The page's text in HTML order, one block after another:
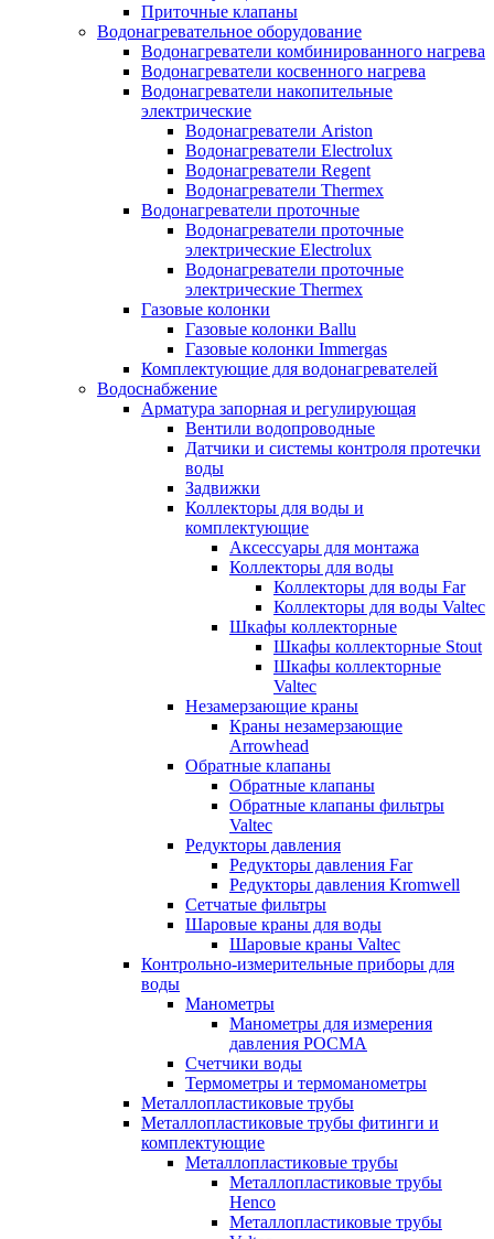
Приточные клапаны
Водонагревательное оборудование
Водонагреватели комбинированного нагрева
Водонагреватели косвенного нагрева
Водонагреватели накопительные
электрические
Водонагреватели Ariston
Водонагреватели Electrolux
Водонагреватели Regent
Водонагреватели Thermex
Водонагреватели проточные
Водонагреватели проточные
электрические Electrolux
Водонагреватели проточные
электрические Thermex
Газовые колонки
Газовые колонки Ballu
Газовые колонки Immergas
Комплектующие для водонагревателей
Водоснабжение
Арматура запорная и регулирующая
Вентили водопроводные
Датчики и системы контроля протечки
воды
Задвижки
Коллекторы для воды и
комплектующие
Аксессуары для монтажа
Коллекторы для воды
Коллекторы для воды Far
Коллекторы для воды Valtec
Шкафы коллекторные
Шкафы коллекторные Stout
Шкафы коллекторные
Valtec
Незамерзающие краны
Краны незамерзающие
Arrowhead
Обратные клапаны
Обратные клапаны
Обратные клапаны фильтры
Valtec
Редукторы давления
Редукторы давления Far
Редукторы давления Kromwell
Сетчатые фильтры
Шаровые краны для воды
Шаровые краны Valtec
Контрольно-измерительные приборы для
воды
Манометры
Манометры для измерения
давления РОСМА
Счетчики воды
Термометры и термоманометры
Металлопластиковые трубы
Металлопластиковые трубы фитинги и
комплектующие
Металлопластиковые трубы
Металлопластиковые трубы
Henco
Металлопластиковые трубы